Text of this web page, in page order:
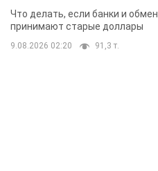
банки такие купюры
Что делать, если банки и
принимают старые доллары
9.08.2026 02:20 91,3 т.